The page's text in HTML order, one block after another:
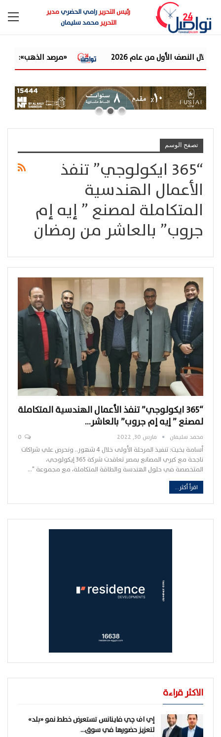
رئيس التحريررامي الحضريمدير
التحريرمحمد سليمان
«مرصد الذهب»: الأوقية تقفز 80 دولارًا وتتجاوز 4160 دولارًا.. والدولار يحد من مكاسب
تصفح الوسم
“365 ايكولوجي” تنفذ
الأعمال الهندسية
المتكاملة لمصنع ” إيه إم
جروب” بالعاشر من رمضان
“365 ايكولوجي” تنفذ الأعمال الهندسية المتكاملة
لمصنع ” إيه إم جروب” بالعاشر…
محمد سليمان مارس 30, 2022
أسامة بخيت: تنفيذ المرحلة الأولى خلال ٤ شهور.. ونحرص علي شراكات
ناجحة مع كبري المصانع بمصر تعاقدت شركة 365 إيكولوجي،
المتخصصة في حلول الهندسة والطاقة المتكاملة، مع مجموعة "…
اقرأ أكثر...
الاكثر قراءة
إي اف چي فاينانس تستعرض خطط نمو «بلد»
لتعزيز حضورها في سوق…